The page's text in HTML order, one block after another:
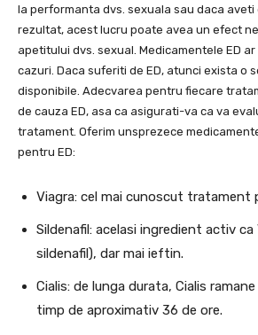
la performanta dvs. sexuala sau daca
rezultat, acest lucru poate avea un efect
apetitului dvs. sexual. Medicamentele ED
cazuri. Daca suferiti de ED, atunci exista o
disponibile. Adecvarea pentru fiecare
de cauza ED, asa ca asigurati-va ca va
tratament. Oferim unsprezece
pentru ED:
Viagra: cel mai cunoscut tratament
Sildenafil: acelasi ingredient activ
sildenafil), dar mai ieftin.
Cialis: de lunga durata, Cialis
timp de aproximativ 36 de ore.